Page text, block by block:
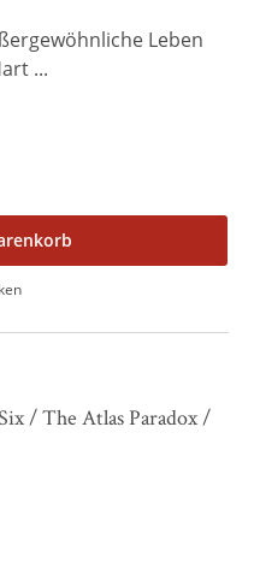
Leben
...
/ The Atlas Paradox /